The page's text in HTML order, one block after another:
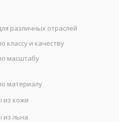
различных отраслей
классу и качеству
масштабу
материалу
кожи
льна